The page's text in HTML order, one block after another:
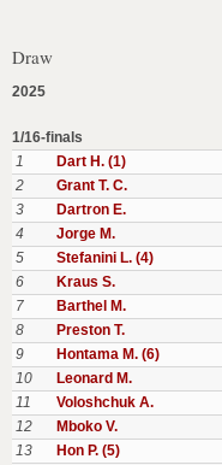
Draw
2025
1/16-finals
1
Dart H. (1)
2
Grant T. C.
3
Dartron E.
4
Jorge M.
5
Stefanini L. (4)
6
Kraus S.
7
Barthel M.
8
Preston T.
9
Hontama M. (6)
10
Leonard M.
11
Voloshchuk A.
12
Mboko V.
13
Hon P. (5)